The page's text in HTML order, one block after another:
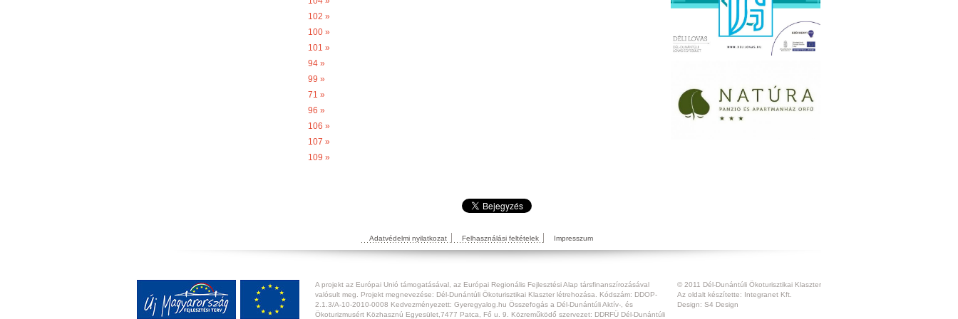
102 »
100 »
101 »
94 »
99 »
71 »
96 »
106 »
107 »
109 »
Adatvédelmi nyilatkozat Felhasználási feltételek Impresszum
A projekt az Európai Unió támogatásával, az Európai Regionális Fejlesztési Alap társfinanszírozásával
valósult meg. Projekt megnevezése: Dél-Dunántúli Ökoturisztikai Klaszter létrehozása. Kódszám: DDOP-
2.1.3/A-10-2010-0008 Kedvezményezett: Gyeregyalog.hu Összefogás a Dél-Dunántúli Aktív-, és
Ökoturizmusért Közhasznú Egyesület,7477 Patca, Fő u. 9. Közreműködő szervezet: DDRFÜ Dél-Dunántúli
© 2011 Dél-Dunántúli Ökoturisztikai Klaszter
Az oldalt készítette: Integranet Kft.
Design: S4 Design